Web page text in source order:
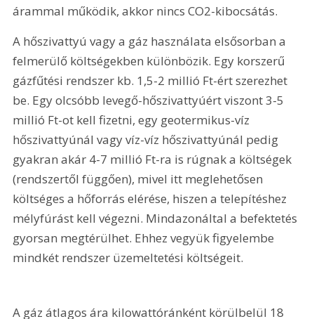
árammal működik, akkor nincs CO2-kibocsátás.
A hőszivattyú vagy a gáz használata elsősorban a
felmerülő költségekben különbözik. Egy korszerű
gázfűtési rendszer kb. 1,5-2 millió Ft-ért szerezhet
be. Egy olcsóbb levegő-hőszivattyúért viszont 3-5
millió Ft-ot kell fizetni, egy geotermikus-víz
hőszivattyúnál vagy víz-víz hőszivattyúnál pedig
gyakran akár 4-7 millió Ft-ra is rúgnak a költségek
(rendszertől függően), mivel itt meglehetősen
költséges a hőforrás elérése, hiszen a telepítéshez
mélyfúrást kell végezni. Mindazonáltal a befektetés
gyorsan megtérülhet. Ehhez vegyük figyelembe
mindkét rendszer üzemeltetési költségeit.
A gáz átlagos ára kilowattóránként körülbelül 18